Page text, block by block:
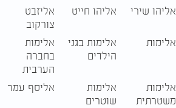
אליהו שירי אליהו חייט
אליזבט
צורקוב
אלימות
אלימות בגני
הילדים
אלימות
בחברה
הערבית
אלימות
משטרתית
אלימות
שוטרים
אליסף עמר